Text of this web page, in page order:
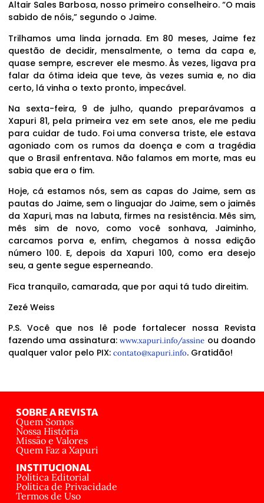
Altair Sales Barbosa, nosso primeiro conselheiro. “O mais
sabido de nóis,” segundo o Jaime.
Trilhamos uma linda jornada. Em 80 meses, Jaime fez
questão de decidir, mensalmente, o tema da capa e,
quase sempre, escrever ele mesmo. Às vezes, ligava pra
falar da ótima ideia que teve, às vezes sumia e, no dia
certo, lá vinha o texto pronto, impecável.
Na sexta-feira, 9 de julho, quando preparávamos a
Xapuri 81, pela primeira vez em sete anos, ele me pediu
para cuidar de tudo. Foi uma conversa triste, ele estava
agoniado com os rumos da doença e com a tragédia
que o Brasil enfrentava. Não falamos em morte, mas eu
sabia que era o fim.
Hoje, cá estamos nós, sem as capas do Jaime, sem as
pautas do Jaime, sem o linguajar do Jaime, sem o jaimês
da Xapuri, mas na labuta, firmes na resistência. Mês sim,
mês sim de novo, como você sonhava, Jaiminho,
carcamos porva e, enfim, chegamos à nossa edição
número 100. E, depois da Xapuri 100, como era desejo
seu, a gente segue esperneando.
Fica tranquilo, camarada, que por aqui tá tudo direitim.
Zezé Weiss
P.S. Você que nos lê pode fortalecer nossa Revista
fazendo uma assinatura:www.xapuri.info/assine ou doando
qualquer valor pelo PIX: contato@xapuri.info. Gratidão!
SOBRE A REVISTA
Quem Somos
Nossa História
Missão e Valores
Quem Faz a Xapuri
INSTITUCIONAL
Política Editorial
Política de Privacidade
Termos de Uso